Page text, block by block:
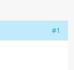
#1